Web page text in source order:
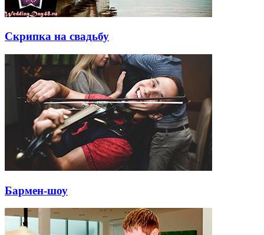
Скрипка на свадьбу
Бармен-шоу